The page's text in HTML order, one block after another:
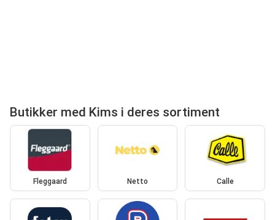
Butikker med Kims i deres sortiment
Fleggaard Netto Calle